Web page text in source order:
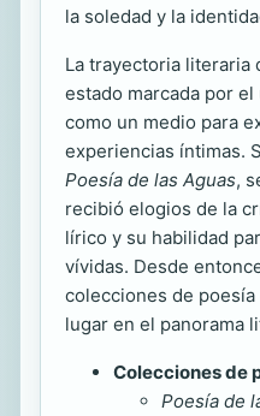
la soledad y la
La trayectoria literaria
estado marcada por
como un medio para
experiencias íntimas.
Poesía de las Aguas,
recibió elogios de la
lírico y su habilidad
vívidas. Desde
colecciones de
lugar en el panorama
Colecciones de
Poesía de